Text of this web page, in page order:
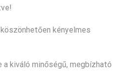
kényelmes
kiváló minőségű, megbízható